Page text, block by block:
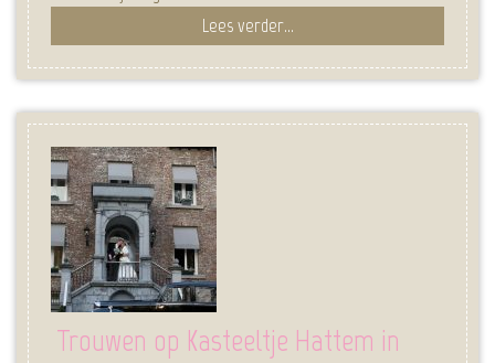
Lees verder...
Trouwen op Kasteeltje Hattem in